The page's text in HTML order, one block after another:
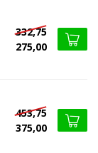
332,75
275,00
453,75
375,00